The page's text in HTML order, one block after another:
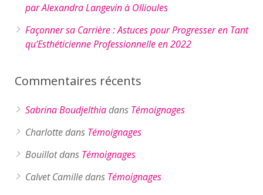
par Alexandra Langevin à Ollioules
Façonner sa Carrière : Astuces pour Progresser en Tant
qu’Esthéticienne Professionnelle en 2022
Commentaires récents
Sabrina Boudjelthiadans Témoignages
Charlottedans Témoignages
Bouillotdans Témoignages
Calvet Camilledans Témoignages